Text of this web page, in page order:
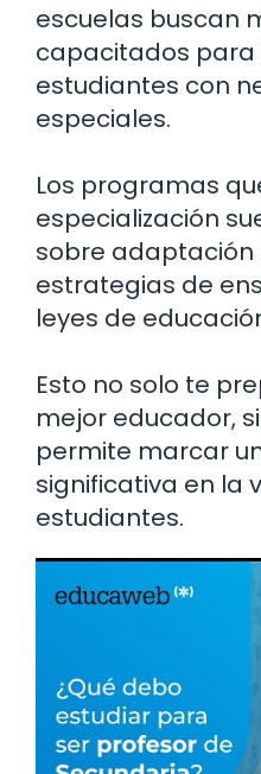
escuelas buscan
capacitados
estudiantes con
especiales.
Los programas
especialización
sobre adaptación
estrategias de
leyes de
Esto no solo te
mejor educador,
permite marcar
significativa en la
estudiantes.